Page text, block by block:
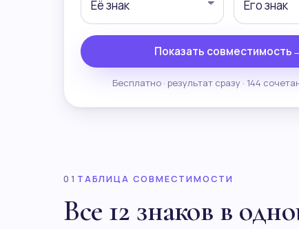
Показать совместимость
Бесплатно · результат сразу · 144
01 ТАБЛИЦА СОВМЕСТИМОСТИ
Все 12 знаков в